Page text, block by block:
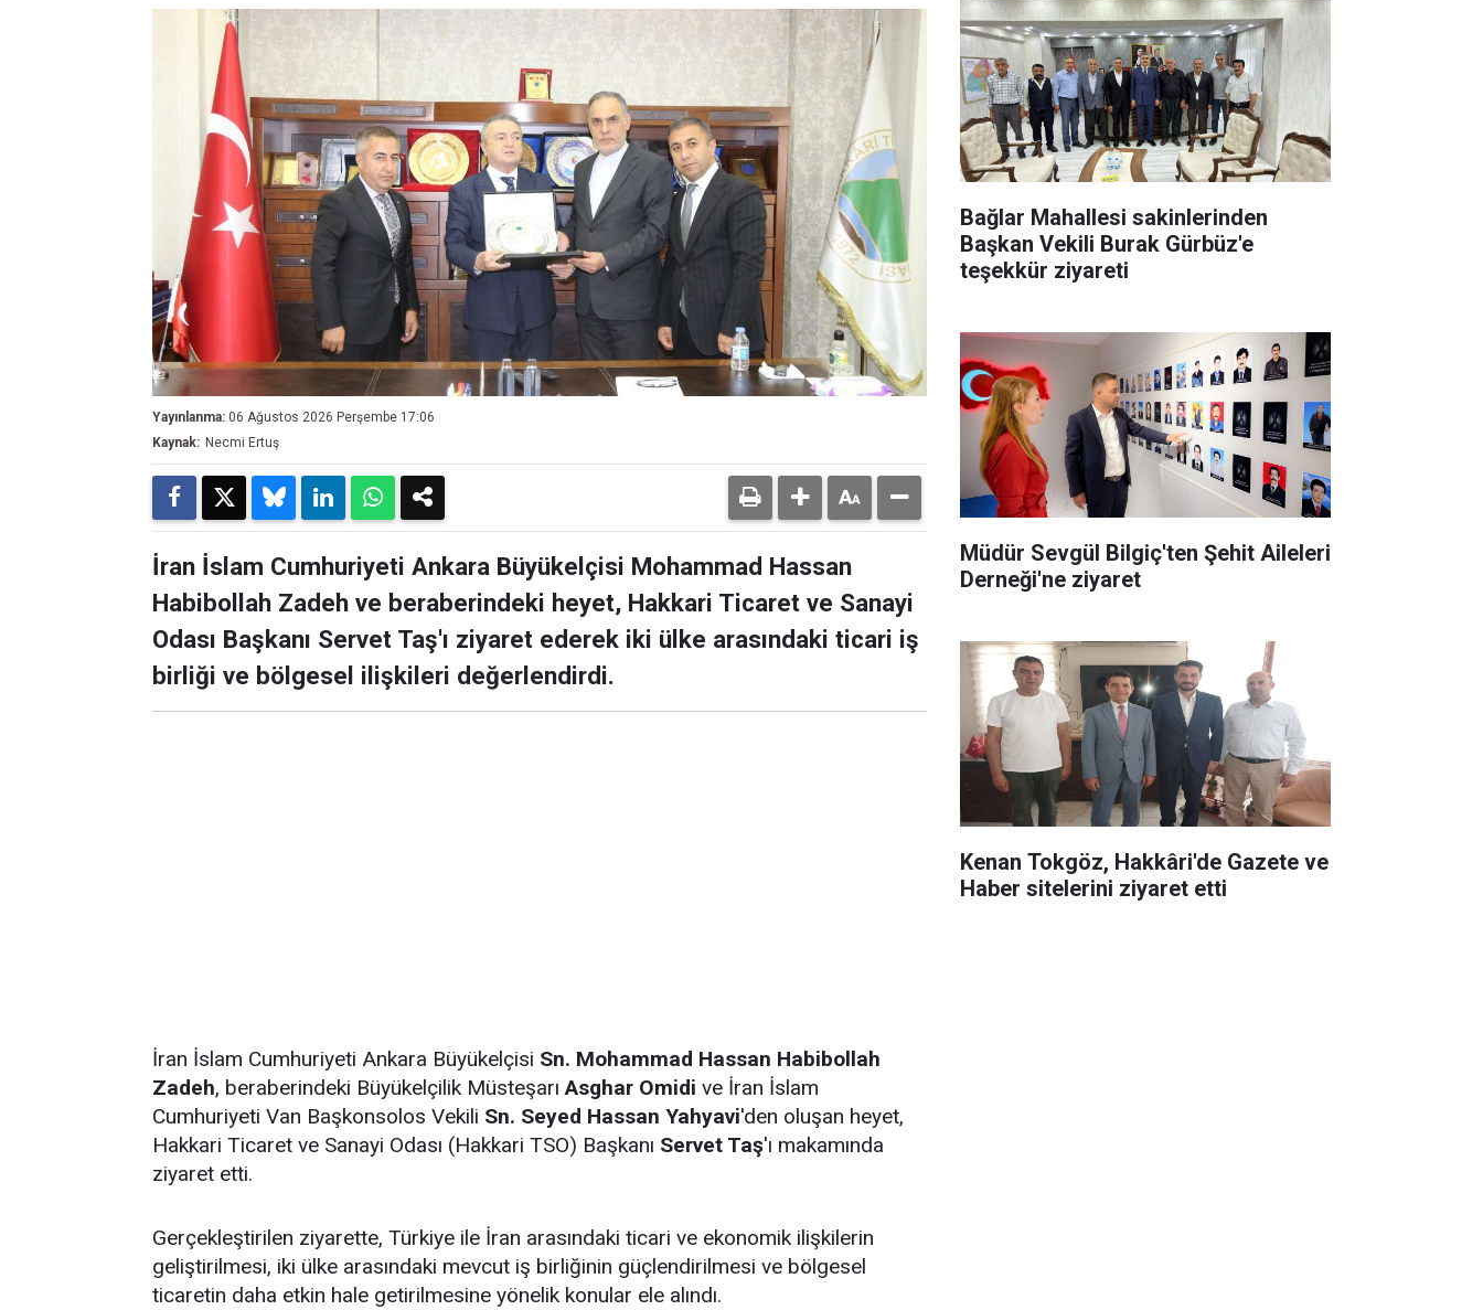
Yayınlanma: 06 Ağustos 2026 Perşembe 17:06
Kaynak: Necmi Ertuş
İran İslam Cumhuriyeti Ankara Büyükelçisi Mohammad Hassan
Habibollah Zadeh ve beraberindeki heyet, Hakkari Ticaret ve Sanayi
Odası Başkanı Servet Taş'ı ziyaret ederek iki ülke arasındaki ticari iş
birliği ve bölgesel ilişkileri değerlendirdi.
İran İslam Cumhuriyeti Ankara Büyükelçisi Sn. Mohammad Hassan Habibollah
Zadeh, beraberindeki Büyükelçilik MüsteşarıAsghar Omidi ve İran İslam
Cumhuriyeti Van Başkonsolos Vekili Sn. Seyed Hassan Yahyavi'den oluşan heyet,
Hakkari Ticaret ve Sanayi Odası (Hakkari TSO) Başkanı Servet Taş'ı makamında
ziyaret etti.
Gerçekleştirilen ziyarette, Türkiye ile İran arasındaki ticari ve ekonomik ilişkilerin
geliştirilmesi, iki ülke arasındaki mevcut iş birliğinin güçlendirilmesi ve bölgesel
ticaretin daha etkin hale getirilmesine yönelik konular ele alındı.
Bağlar Mahallesi sakinlerinden
Başkan Vekili Burak Gürbüz'e
teşekkür ziyareti
Müdür Sevgül Bilgiç'ten Şehit Aileleri
Derneği'ne ziyaret
Kenan Tokgöz, Hakkâri'de Gazete ve
Haber sitelerini ziyaret etti